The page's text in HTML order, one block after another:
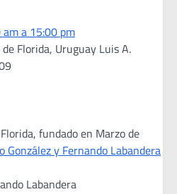
am a 15:00 pm
Florida, Uruguay Luis A.
fundado en Marzo de
González y Fernando Labandera
Labandera